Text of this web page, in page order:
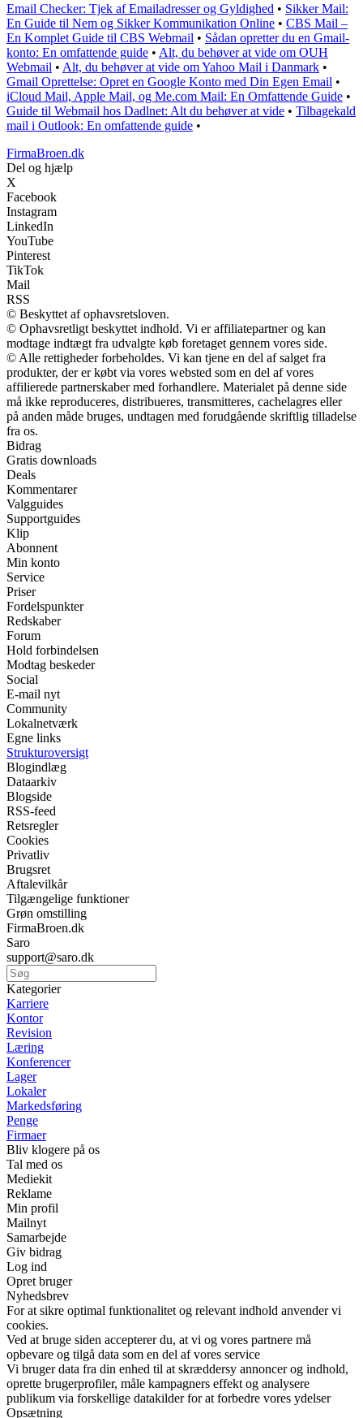
Email Checker: Tjek af Emailadresser og Gyldighed • Sikker Mail:
En Guide til Nem og Sikker Kommunikation Online • CBS Mail –
En Komplet Guide til CBS Webmail • Sådan opretter du en Gmail-
konto: En omfattende guide • Alt, du behøver at vide om OUH
Webmail • Alt, du behøver at vide om Yahoo Mail i Danmark •
Gmail Oprettelse: Opret en Google Konto med Din Egen Email •
iCloud Mail, Apple Mail, og Me.com Mail: En Omfattende Guide •
Guide til Webmail hos Dadlnet: Alt du behøver at vide • Tilbagekald
mail i Outlook: En omfattende guide •
FirmaBroen.dk
Del og hjælp
X
Facebook
Instagram
LinkedIn
YouTube
Pinterest
TikTok
Mail
RSS
© Beskyttet af ophavsretsloven.
© Ophavsretligt beskyttet indhold. Vi er affiliatepartner og kan
modtage indtægt fra udvalgte køb foretaget gennem vores side.
© Alle rettigheder forbeholdes. Vi kan tjene en del af salget fra
produkter, der er købt via vores websted som en del af vores
affilierede partnerskaber med forhandlere. Materialet på denne side
må ikke reproduceres, distribueres, transmitteres, cachelagres eller
på anden måde bruges, undtagen med forudgående skriftlig tilladelse
fra os.
Bidrag
Gratis downloads
Deals
Kommentarer
Valgguides
Supportguides
Klip
Abonnent
Min konto
Service
Priser
Fordelspunkter
Redskaber
Forum
Hold forbindelsen
Modtag beskeder
Social
E-mail nyt
Community
Lokalnetværk
Egne links
Strukturoversigt
Blogindlæg
Dataarkiv
Blogside
RSS-feed
Retsregler
Cookies
Privatliv
Brugsret
Aftalevilkår
Tilgængelige funktioner
Grøn omstilling
FirmaBroen.dk
Saro
support@saro.dk
Kategorier
Karriere
Kontor
Revision
Læring
Konferencer
Lager
Lokaler
Markedsføring
Penge
Firmaer
Bliv klogere på os
Tal med os
Mediekit
Reklame
Min profil
Mailnyt
Samarbejde
Giv bidrag
Log ind
Opret bruger
Nyhedsbrev
For at sikre optimal funktionalitet og relevant indhold anvender vi
cookies.
Ved at bruge siden accepterer du, at vi og vores partnere må
opbevare og tilgå data som en del af vores service
Vi bruger data fra din enhed til at skræddersy annoncer og indhold,
oprette brugerprofiler, måle kampagners effekt og analysere
publikum via forskellige datakilder for at forbedre vores ydelser
Opsætning